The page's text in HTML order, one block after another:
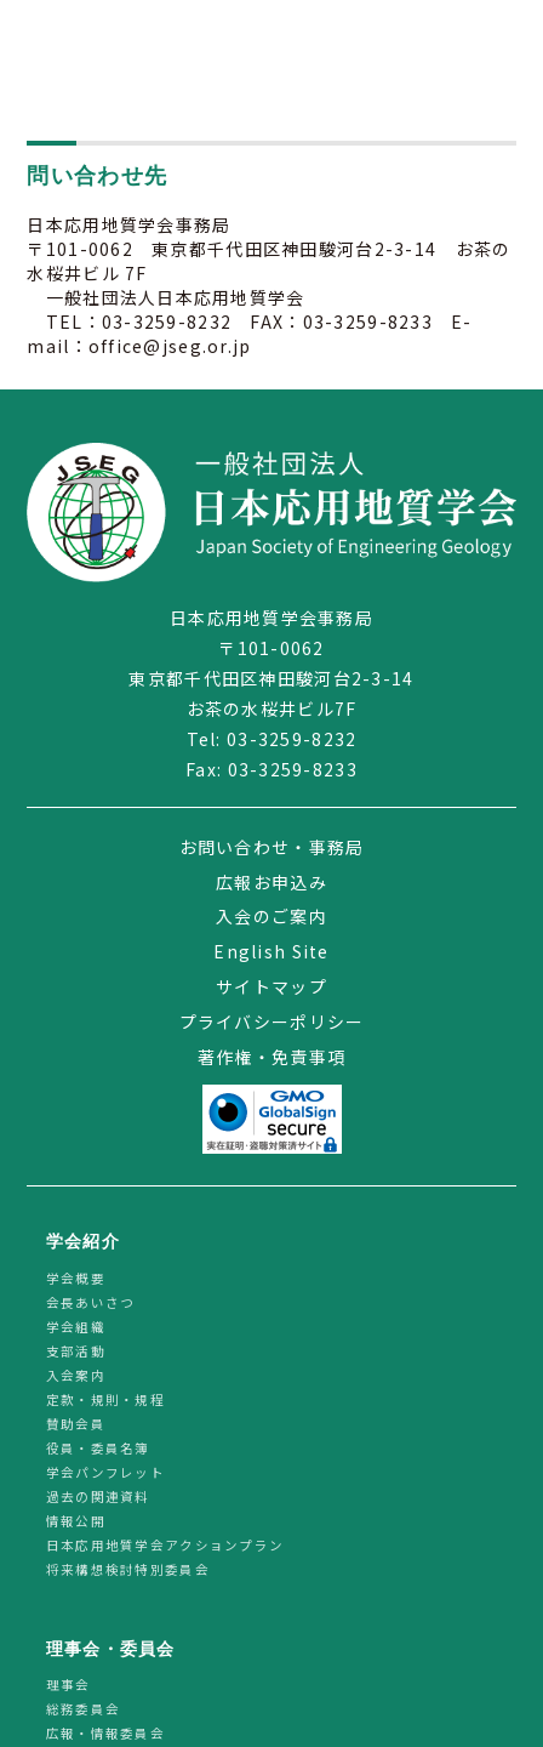
問い合わせ先
日本応用地質学会事務局
〒101-0062 東京都千代田区神田駿河台2-3-14 お茶の
水桜井ビル 7F
一般社団法人日本応用地質学会
TEL：03-3259-8232 FAX：03-3259-8233 E-
mail：office@jseg.or.jp
日本応用地質学会事務局
〒101-0062
東京都千代田区神田駿河台2-3-14
お茶の水桜井ビル7F
Tel:03-3259-8232
Fax: 03-3259-8233
お問い合わせ・事務局
広報お申込み
入会のご案内
English Site
サイトマップ
プライバシーポリシー
著作権・免責事項
学会紹介
学会概要
会長あいさつ
学会組織
支部活動
入会案内
定款・規則・規程
賛助会員
役員・委員名簿
学会パンフレット
過去の関連資料
情報公開
日本応用地質学会アクションプラン
将来構想検討特別委員会
理事会・委員会
理事会
総務委員会
広報・情報委員会